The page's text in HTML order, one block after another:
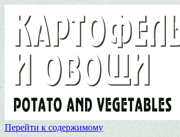
Перейти к содержимому